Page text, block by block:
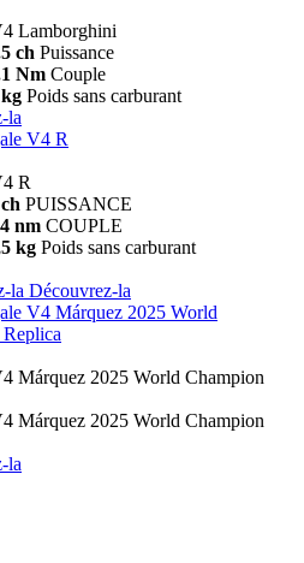
Lamborghini
ch Puissance
Nm Couple
Poids sans carburant
la
V4 R
R
PUISSANCE
nm COUPLE
kg Poids sans carburant
la Découvrez-la
V4 Márquez 2025 World
Márquez 2025 World Champion
Márquez 2025 World Champion
la